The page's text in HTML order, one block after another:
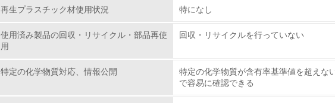
6. 従業員が環境方針に基づいて自分の業務の中で行うべき環境対策を理
7.
環境活動に関する規格やプログラムを導入している
8. 第三者認証を取得している
再生プラスチック材使用状況 特になし
使用済み製品の回収・リサイクル・部品再使
用
回収・リサイクルを行っていない
特定の化学物質対応、情報公開
特定の化学物質が含有率基準値を超えな
で容易に確認できる